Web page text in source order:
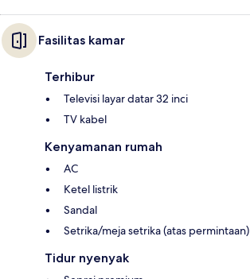
Fasilitas kamar
Terhibur
Televisi layar datar 32 inci
TV kabel
Kenyamanan rumah
AC
Ketel listrik
Sandal
Setrika/meja setrika (atas permintaan)
Tidur nyenyak